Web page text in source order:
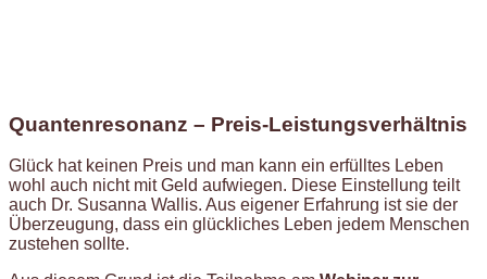
Quantenresonanz – Preis-Leistungsverhältnis
Glück hat keinen Preis und man kann ein erfülltes Leben
wohl auch nicht mit Geld aufwiegen. Diese Einstellung teilt
auch Dr. Susanna Wallis. Aus eigener Erfahrung ist sie der
Überzeugung, dass ein glückliches Leben jedem Menschen
zustehen sollte.